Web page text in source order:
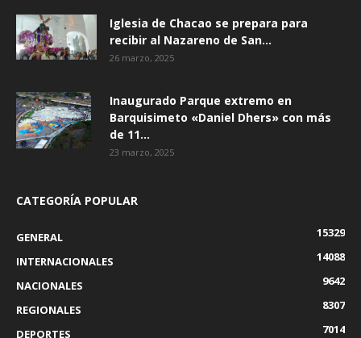
Iglesia de Chacao se prepara para
recibir al Nazareno de San...
26 marzo, 2025
Inaugurado Parque extremo en
Barquisimeto «Daniel Dhers» con más
de 11...
23 marzo, 2025
CATEGORÍA POPULAR
GENERAL
15329
INTERNACIONALES
14088
NACIONALES
9642
REGIONALES
8307
DEPORTES
7014